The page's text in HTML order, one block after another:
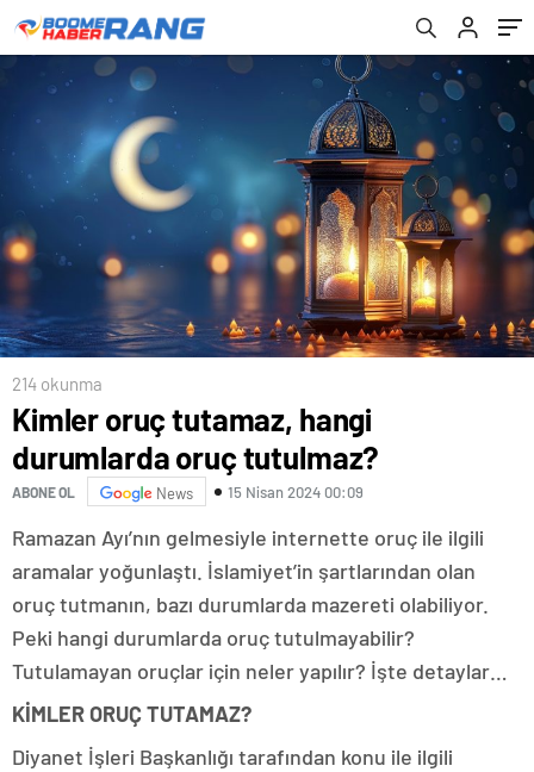
214 okunma
Kimler oruç tutamaz, hangi
durumlarda oruç tutulmaz?
ABONE OL News 15 Nisan 2024 00:09
Ramazan Ayı’nın gelmesiyle internette oruç ile ilgili
aramalar yoğunlaştı. İslamiyet’in şartlarından olan
oruç tutmanın, bazı durumlarda mazereti olabiliyor.
Peki hangi durumlarda oruç tutulmayabilir?
Tutulamayan oruçlar için neler yapılır? İşte detaylar…
KİMLER ORUÇ TUTAMAZ?
Diyanet İşleri Başkanlığı tarafından konu ile ilgili